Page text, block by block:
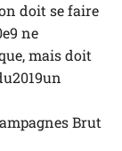
doit se faire
ne
mais doit
Brut